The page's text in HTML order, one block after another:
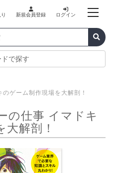
新規会員登録 ログイン
で探す
ゲーム制作現場を大解剖！
の仕事 イマドキ
解剖！